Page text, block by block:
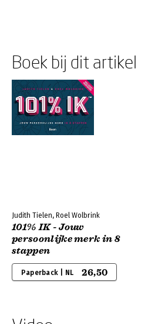
Boek bij dit artikel
Judith Tielen, Roel Wolbrink
101% IK - Jouw
persoonlijke merk in 8
stappen
Paperback | NL 26,50